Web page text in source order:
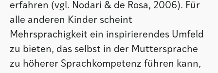
erfahren (vgl. Nodari & de Rosa, 2006). Für
alle anderen Kinder scheint
Mehrsprachigkeit ein inspirierendes Umfeld
zu bieten, das selbst in der Muttersprache
zu höherer Sprachkompetenz führen kann,